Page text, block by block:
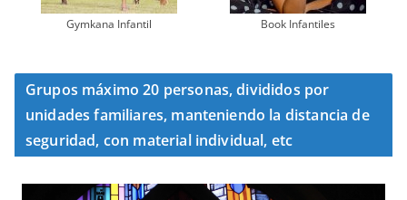
Gymkana Infantil Book Infantiles
Grupos máximo 20 personas, divididos por
unidades familiares, manteniendo la distancia de
seguridad, con material individual, etc